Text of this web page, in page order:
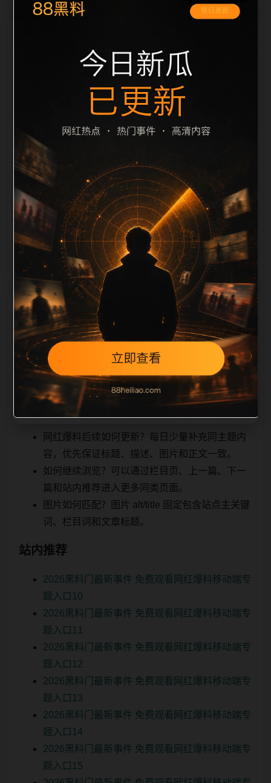
图片 alt、title 之间识别一致主题。后续每日采集时，建
议继续执行远程图片本地化、坏图默认图兜底、标题去
重和 description 长度过滤。如果同一主题下有多个相
近页面，应通过不同角度补充事件背景、访问场景、相
关问题或专题入口，降低站群页面之间的重复感。页面
底部保留同类推荐、上一篇下一篇和 sitemap 入口，保
证重要页面点击深度尽量控制在三次以内。正文维护时
可按用户搜索路径补充三类信息：入口是否稳定、同栏
目还有哪些可继续阅读、移动端打开时图片和摘要是否
一致。每次新增内容后同步检查标题、description、
canonical、主题图、alt、title和推荐链接，确保页面既
相关问题与推荐
搜索引擎理解，也能让真实用户顺着栏目继续浏览。同
站连续更新时避免重复标题和重复首段，优先补充不同
关键词、不同栏目词和不同问题角度。栏目页则保留清
晰入口，方便后续专题自动归集。发布后按真实浏览器
复查首屏、图片、跳转体验、相关推荐和加载速度。
网红爆料后续如何更新？每日少量补充同主题内
容，优先保证标题、描述、图片和正文一致。
如何继续浏览？可以通过栏目页、上一篇、下一
篇和站内推荐进入更多同类页面。
图片如何匹配？图片 alt/title 固定包含站点主关键
词、栏目词和文章标题。
站内推荐
2026黑料门最新事件 免费观看网红爆料移动端专
题入口10
2026黑料门最新事件 免费观看网红爆料移动端专
题入口11
2026黑料门最新事件 免费观看网红爆料移动端专
题入口12
2026黑料门最新事件 免费观看网红爆料移动端专
题入口13
2026黑料门最新事件 免费观看网红爆料移动端专
题入口14
2026黑料门最新事件 免费观看网红爆料移动端专
题入口15